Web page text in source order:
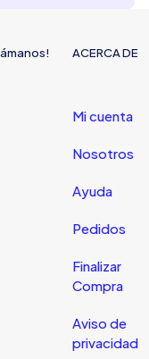
ACERCA DE
Mi cuenta
Nosotros
Ayuda
Pedidos
Finalizar
Compra
Aviso de
privacidad